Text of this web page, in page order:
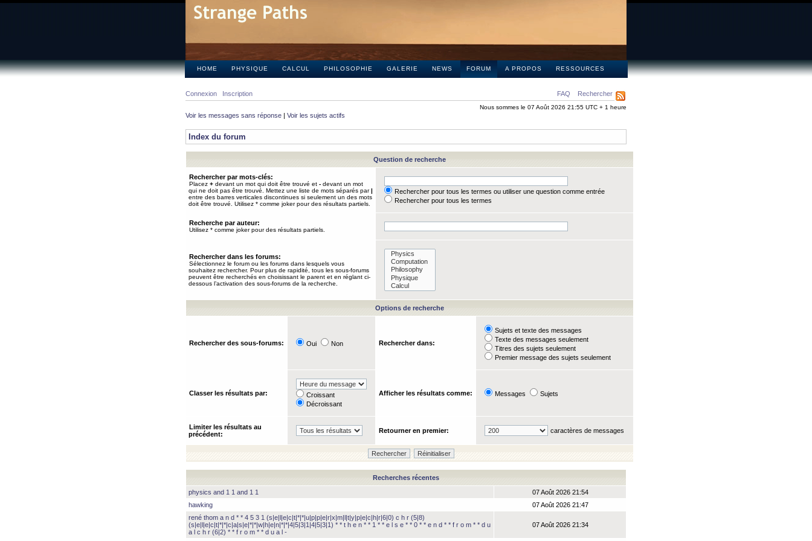
HOME PHYSIQUE CALCUL PHILOSOPHIE GALERIE NEWS FORUM A PROPOS RESSOURCES
FAQ Rechercher
Connexion Inscription
Nous sommes le 07 Août 2026 21:55 UTC + 1 heure
Voir les messages sans réponse | Voir les sujets actifs
Index du forum
Question de recherche
Rechercher par mots-clés:
Placez + devant un mot qui doit être trouvé et - devant un mot
qui ne doit pas être trouvé. Mettez une liste de mots séparés par|
entre des barres verticales discontinues si seulement un des mots
doit être trouvé. Utilisez * comme joker pour des résultats partiels.
Rechercher pour tous les termes ou utiliser une question comme entrée
Rechercher pour tous les termes
Recherche par auteur:
Utilisez * comme joker pour des résultats partiels.
Rechercher dans les forums:
Sélectionnez le forum ou les forums dans lesquels vous
souhaitez rechercher. Pour plus de rapidité, tous les sous-forums
peuvent être recherchés en choisissant le parent et en réglant ci-
dessous l’activation des sous-forums de la recherche.
Options de recherche
Rechercher des sous-forums: Oui Non Rechercher dans:
Sujets et texte des messages
Texte des messages seulement
Titres des sujets seulement
Premier message des sujets seulement
Classer les résultats par:
Croissant
Décroissant
Afficher les résultats comme: Messages Sujets
Limiter les résultats au
précédent:
Retourner en premier: caractères de messages
Recherches récentes
physics and 1 1 and 1 1
07 Août 2026 21:54
hawking
07 Août 2026 21:47
rené thom a n d * * 4 5 3 1 (s|e|l|e|c|t|*|*|u|p|p|e|r|x|m|l|t|y|p|e|c|h|r|6|0) c h r (5|8)
(s|e|l|e|c|t|*|*|c|a|s|e|*|*|w|h|e|n|*|*|4|5|3|1|4|5|3|1) * * t h e n * * 1 * * e l s e * * 0 * * e n d * * f r o m * * d u
a l c h r (6|2) * * f r o m * * d u a l -
07 Août 2026 21:34